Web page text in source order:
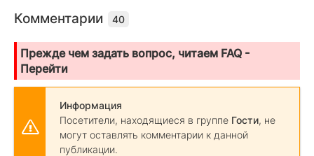
Комментарии 40
Прежде чем задать вопрос, читаем FAQ -
Перейти
Информация
Посетители, находящиеся в группе Гости, не
могут оставлять комментарии к данной
публикации.